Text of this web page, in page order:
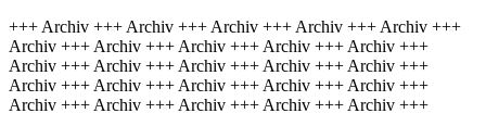
+++ Archiv +++ Archiv +++ Archiv +++ Archiv +++ Archiv +++
Archiv +++ Archiv +++ Archiv +++ Archiv +++ Archiv +++
Archiv +++ Archiv +++ Archiv +++ Archiv +++ Archiv +++
Archiv +++ Archiv +++ Archiv +++ Archiv +++ Archiv +++
Archiv +++ Archiv +++ Archiv +++ Archiv +++ Archiv +++